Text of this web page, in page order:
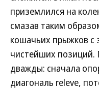
приземлился на
смазав таким
кошачьих прыжков
чистейших позиций.
дважды: сначала
диагональ releve,